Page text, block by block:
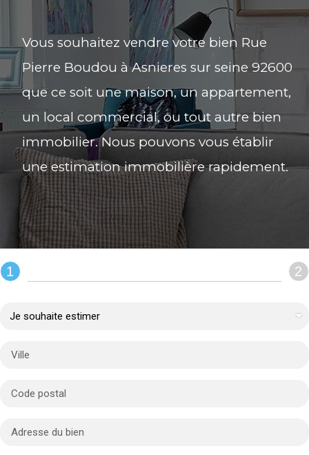
Vous souhaitez vendre votre bien Rue
Pierre Boudou à Asnieres sur seine 92600
que ce soit une maison, un appartement,
un local commercial, ou tout autre bien
immobilier. Nous pouvons vous établir
une estimation immobilière rapidement.
REMPLIR LE FORMULAIRE :
1 2